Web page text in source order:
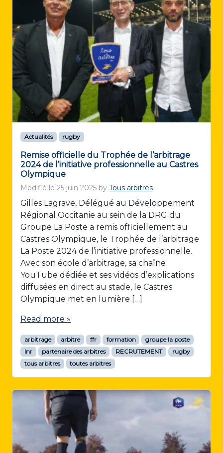
Actualités rugby
Remise officielle du Trophée de l’arbitrage
2024 de l’initiative professionnelle au Castres
Olympique
Modifié le 25 juin 2025 by Tous arbitres
Gilles Lagrave, Délégué au Développement
Régional Occitanie au sein de la DRG du
Groupe La Poste a remis officiellement au
Castres Olympique, le Trophée de l’arbitrage
La Poste 2024 de l’initiative professionnelle.
Avec son école d’arbitrage, sa chaîne
YouTube dédiée et ses vidéos d’explications
diffusées en direct au stade, le Castres
Olympique met en lumière […]
Read more »
arbitrage arbitre ffr formation
groupe la poste
lnr
partenaire des arbitres RECRUTEMENT
rugby
tous arbitres
toutes arbitres